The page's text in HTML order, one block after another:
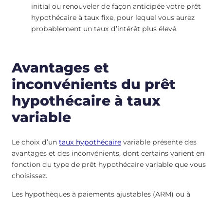
initial ou renouveler de façon anticipée votre prêt
hypothécaire à taux fixe, pour lequel vous aurez
probablement un taux d’intérêt plus élevé.
Avantages et
inconvénients du prêt
hypothécaire à taux
variable
Le choix d’un taux hypothécaire variable présente des
avantages et des inconvénients, dont certains varient en
fonction du type de prêt hypothécaire variable que vous
choisissez.
Les hypothèques à paiements ajustables (ARM) ou à